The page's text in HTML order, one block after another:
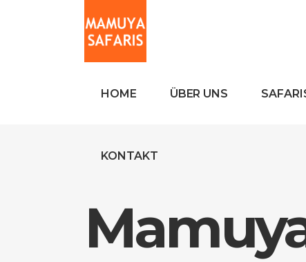
HOME ÜBER UNS
KONTAKT